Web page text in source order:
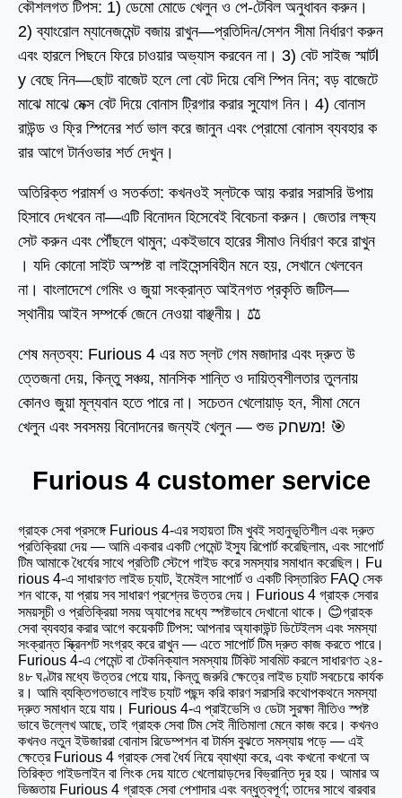
কৌশলগত টিপস: 1) ডেমো মোডে খেলুন ও পে-টেবিল অনুধাবন করুন।
2) ব্যাংরোল ম্যানেজমেন্ট বজায় রাখুন—প্রতিদিন/সেশন সীমা নির্ধারণ করুন
এবং হারলে পিছনে ফিরে চাওয়ার অভ্যাস করবেন না। 3) বেট সাইজ স্মার্টl
y বেছে নিন—ছোট বাজেট হলে লো বেট দিয়ে বেশি স্পিন নিন; বড় বাজেটে
মাঝে মাঝে মেক্স বেট দিয়ে বোনাস ট্রিগার করার সুযোগ নিন। 4) বোনাস
রাউন্ড ও ফ্রি স্পিনের শর্ত ভাল করে জানুন এবং প্রোমো বোনাস ব্যবহার ক
রার আগে টার্নওভার শর্ত দেখুন।
অতিরিক্ত পরামর্শ ও সতর্কতা: কখনওই স্লটকে আয় করার সরাসরি উপায়
হিসাবে দেখবেন না—এটি বিনোদন হিসেবেই বিবেচনা করুন। জেতার লক্ষ্য
সেট করুন এবং পৌঁছলে থামুন; একইভাবে হারের সীমাও নির্ধারণ করে রাখুন
। যদি কোনো সাইট অস্পষ্ট বা লাইসেন্সবিহীন মনে হয়, সেখানে খেলবেন
না। বাংলাদেশে গেমিং ও জুয়া সংক্রান্ত আইনগত প্রকৃতি জটিল—
স্থানীয় আইন সম্পর্কে জেনে নেওয়া বাঞ্ছনীয়। ⚖️
শেষ মন্তব্য: Furious 4 এর মত স্লট গেম মজাদার এবং দ্রুত উ
ত্তেজনা দেয়, কিন্তু সঞ্চয়, মানসিক শান্তি ও দায়িত্বশীলতার তুলনায়
কোনও জুয়া মূল্যবান হতে পারে না। সচেতন খেলোয়াড় হন, সীমা মেনে
খেলুন এবং সবসময় বিনোদনের জন্যই খেলুন — শুভ משחק! 🎯
Furious 4 customer service
গ্রাহক সেবা প্রসঙ্গে Furious 4-এর সহায়তা টিম খুবই সহানুভূতিশীল এবং দ্রুত
প্রতিক্রিয়া দেয় — আমি একবার একটি পেমেন্ট ইস্যু রিপোর্ট করেছিলাম, এবং সাপোর্ট
টিম আমাকে ধৈর্যের সাথে প্রতিটি স্টেপে গাইড করে সমস্যার সমাধান করেছিল। Fu
rious 4-এ সাধারণত লাইভ চ্যাট, ইমেইল সাপোর্ট ও একটি বিস্তারিত FAQ সেক
শন থাকে, যা প্রায় সব সাধারণ প্রশ্নের উত্তর দেয়। Furious 4 গ্রাহক সেবার
সময়সূচী ও প্রতিক্রিয়া সময় অ্যাপের মধ্যে স্পষ্টভাবে দেখানো থাকে। 😊গ্রাহক
সেবা ব্যবহার করার আগে কয়েকটি টিপস: আপনার অ্যাকাউন্ট ডিটেইলস এবং সমস্যা
সংক্রান্ত স্ক্রিনশট সংগ্রহ করে রাখুন — এতে সাপোর্ট টিম দ্রুত কাজ করতে পারে।
Furious 4-এ পেমেন্ট বা টেকনিক্যাল সমস্যায় টিকিট সাবমিট করলে সাধারণত ২৪-
৪৮ ঘণ্টার মধ্যে উত্তর পেয়ে যায়, কিন্তু জরুরি ক্ষেত্রে লাইভ চ্যাট সবচেয়ে কার্যক
র। আমি ব্যক্তিগতভাবে লাইভ চ্যাট পছন্দ করি কারণ সরাসরি কথোপকথনে সমস্যা
দ্রুত সমাধান হয়ে যায়। Furious 4-এ প্রাইভেসি ও ডেটা সুরক্ষা নীতিও স্পষ্ট
ভাবে উল্লেখ আছে, তাই গ্রাহক সেবা টিম সেই নীতিমালা মেনে কাজ করে। কখনও
কখনও নতুন ইউজাররা বোনাস রিডেম্পশন বা টার্মস বুঝতে সমস্যায় পড়ে — এই
ক্ষেত্রে Furious 4 গ্রাহক সেবা ধৈর্য নিয়ে ব্যাখ্যা করে, এবং কখনো কখনো অ
তিরিক্ত গাইডলাইন বা লিংক দেয় যাতে খেলোয়াড়দের বিভ্রান্তি দূর হয়। আমার অ
ভিজ্ঞতায় Furious 4 গ্রাহক সেবা পেশাদার এবং বন্ধুত্বপূর্ণ; তাদের সাথে বারবার